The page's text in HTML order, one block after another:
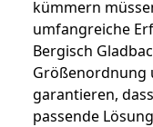
kümmern
umfangreiche
Bergisch
Größenordnung
garantieren,
passende